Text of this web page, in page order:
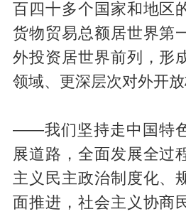
百四十多个国家和地区
货物贸易总额居世界第
外投资居世界前列，形
领域、更深层次对外开放
——我们坚持走中国特
展道路，全面发展全过
主义民主政治制度化、
面推进，社会主义协商